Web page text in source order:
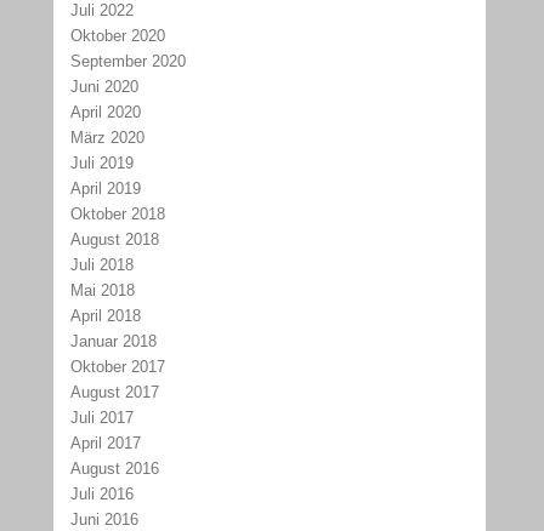
Juli 2022
Oktober 2020
September 2020
Juni 2020
April 2020
März 2020
Juli 2019
April 2019
Oktober 2018
August 2018
Juli 2018
Mai 2018
April 2018
Januar 2018
Oktober 2017
August 2017
Juli 2017
April 2017
August 2016
Juli 2016
Juni 2016